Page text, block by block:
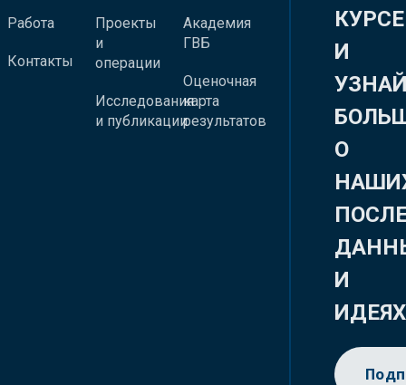
Работа
Контакты
Проекты
и
операции
Исследования
и публикации
Академия
ГВБ
Оценочная
карта
результатов
КУРСЕ
И
О
И
ИДЕЯХ